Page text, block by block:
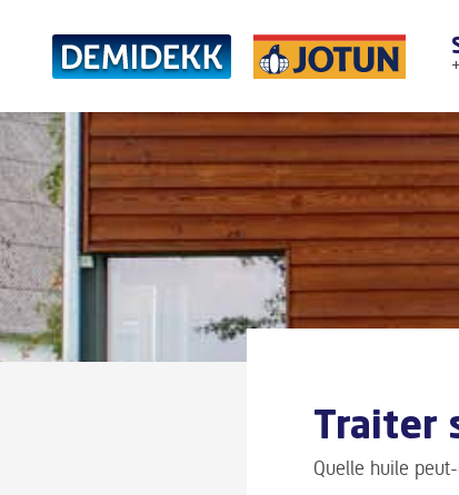
content
Traiter
Quelle huile